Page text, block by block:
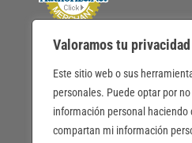
Valoramos tu privacidad
Este sitio web o sus
personales. Puede optar por
información personal
compartan mi información